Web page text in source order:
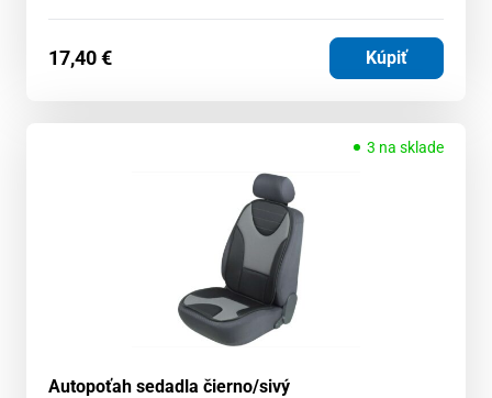
17,40€ Kúpiť
3 na sklade
Autopoťah sedadla čierno/sivý